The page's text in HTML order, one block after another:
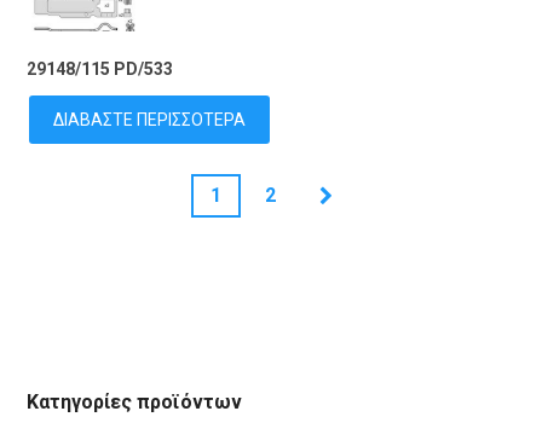
29148/115 PD/533
ΔΙΑΒΆΣΤΕ ΠΕΡΙΣΣΌΤΕΡΑ
1 2
Κατηγορίες προϊόντων